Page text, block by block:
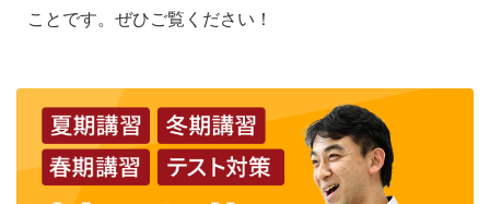
ことです。ぜひご覧ください！